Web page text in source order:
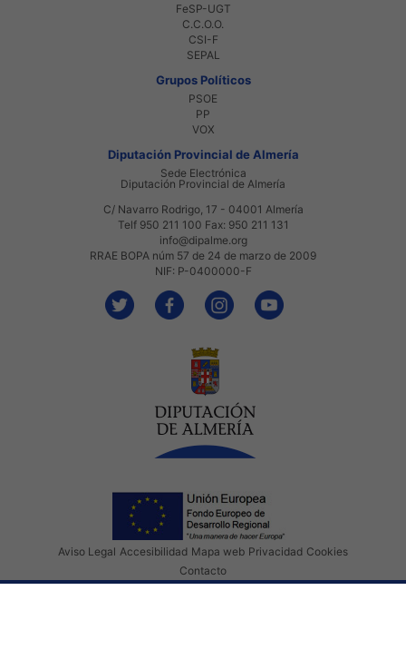
FeSP-UGT
C.C.O.O.
CSI-F
SEPAL
Grupos Políticos
PSOE
PP
VOX
Diputación Provincial de Almería
Sede Electrónica
Diputación Provincial de Almería
C/ Navarro Rodrigo, 17 - 04001 Almería
Telf 950 211 100 Fax: 950 211 131
info@dipalme.org
RRAE BOPA núm 57 de 24 de marzo de 2009
NIF: P-0400000-F
Aviso Legal Accesibilidad Mapa web Privacidad Cookies
Contacto